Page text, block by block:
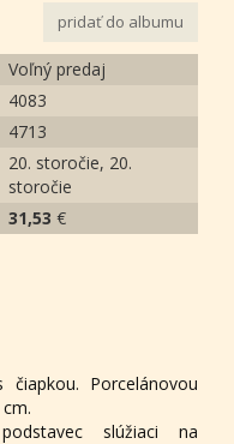
pridať do albumu
Voľný predaj
4083
4713
20. storočie, 20.
storočie
31,53 €
Porcelánovou
slúžiaci na